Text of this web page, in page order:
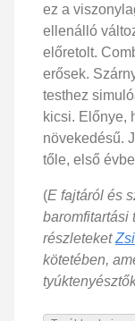
ez a
ellenálló
előretolt.
erősek.
testhez
kicsi. Előnye,
növekedésű.
tőle, első
(E fajtáról és
baromfitartási
részleteket
kötetében,